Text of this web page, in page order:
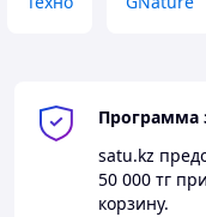
Программа
satu.kz
50 000 тг
корзину.